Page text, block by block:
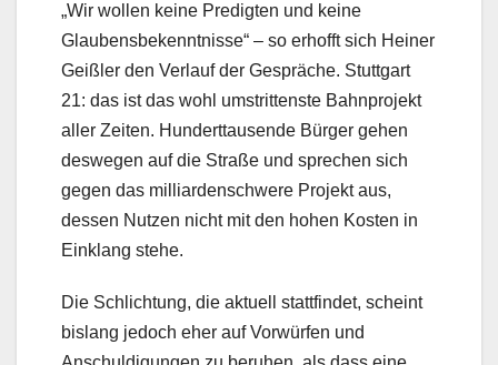
„Wir wollen keine Predigten und keine
Glaubensbekenntnisse“ – so erhofft sich Heiner
Geißler den Verlauf der Gespräche. Stuttgart
21: das ist das wohl umstrittenste Bahnprojekt
aller Zeiten. Hunderttausende Bürger gehen
deswegen auf die Straße und sprechen sich
gegen das milliardenschwere Projekt aus,
dessen Nutzen nicht mit den hohen Kosten in
Einklang stehe.
Die Schlichtung, die aktuell stattfindet, scheint
bislang jedoch eher auf Vorwürfen und